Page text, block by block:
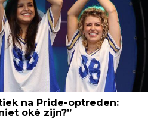
na Pride-optreden:
oké zijn?”